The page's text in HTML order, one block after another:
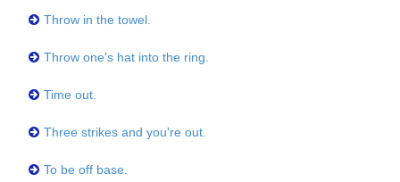
Throw in the towel.
Throw one's hat into the ring.
Time out.
Three strikes and you're out.
To be off base.